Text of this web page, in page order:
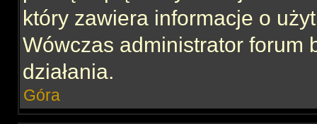
który zawiera informacje o
Wówczas administrator forum
działania.
Góra